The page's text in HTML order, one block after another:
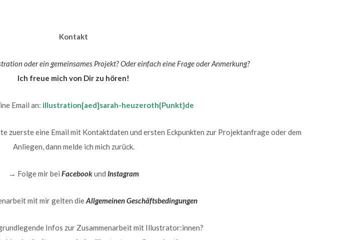
Kontakt
oder ein gemeinsames Projekt? Oder einfach eine Frage oder Anmerkung?
Ich freue mich von Dir zu hören!
Email an: illustration[aed]sarah-heuzeroth{Punkt}de
zuerste eine Email mit Kontaktdaten und ersten Eckpunkten zur Projektanfrage oder dem
Anliegen, dann melde ich mich zurück.
→ Folge mir bei Facebookund Instagram
mit mir gelten dieAllgemeinen Geschäftsbedingungen
Infos zur Zusammenarbeit mit Illustrator:innen?